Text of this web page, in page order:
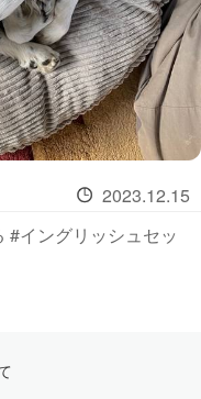
2023.12.15
#イングリッシュセッ